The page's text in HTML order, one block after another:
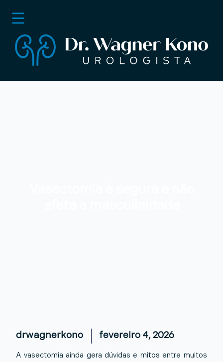
drwagnerkono fevereiro 4, 2026
A vasectomia ainda gera dúvidas e mitos entre muitos